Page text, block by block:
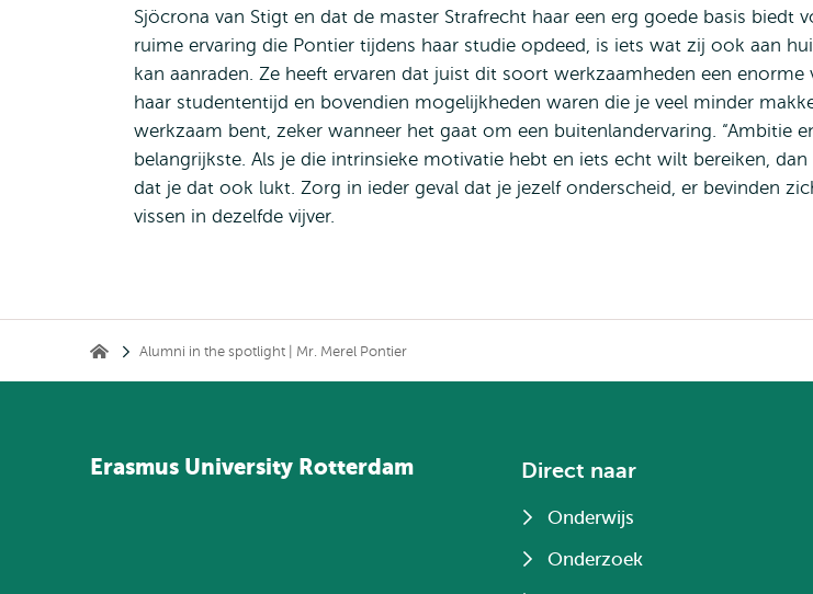
Sjöcrona van Stigt en dat de master Strafrecht haar een erg goede basis biedt
ruime ervaring die Pontier tijdens haar studie opdeed, is iets wat zij ook aan
kan aanraden. Ze heeft ervaren dat juist dit soort werkzaamheden een
haar studententijd en bovendien mogelijkheden waren die je veel minder
werkzaam bent, zeker wanneer het gaat om een buitenlandervaring. “Ambitie
belangrijkste. Als je die intrinsieke motivatie hebt en iets echt wilt bereiken,
dat je dat ook lukt. Zorg in ieder geval dat je jezelf onderscheid, er bevinden
vissen in dezelfde vijver.
Home Alumni in the spotlight | Mr. Merel Pontier
Erasmus University Rotterdam Direct naar
Onderwijs
Onderzoek